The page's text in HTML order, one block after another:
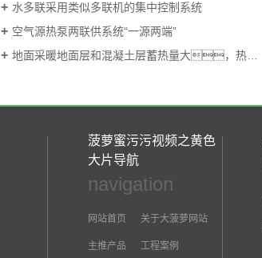
水多联采用类似多联机的集中控制系统
空气源热泵两联供系统“一源两端”
地面采暖地面层和混凝土层蓄热量大，热稳定性好
菠萝蜜污污视频之黄色
大片导航
navigation
网站首页 关于大菠萝网站
主推产品 工程案例